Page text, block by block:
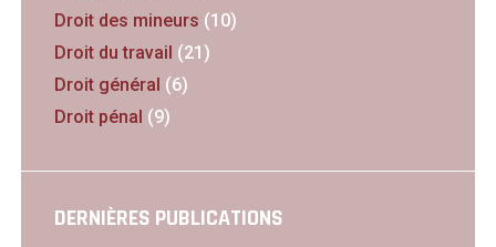
Droit des mineurs (10)
Droit du travail (21)
Droit général (6)
Droit pénal (9)
DERNIÈRES PUBLICATIONS